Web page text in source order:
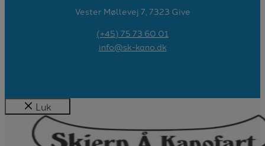
Vester Møllevej 7, 7323 Give
(+45) 75 73 60 01
info@sk-kano.dk
Luk